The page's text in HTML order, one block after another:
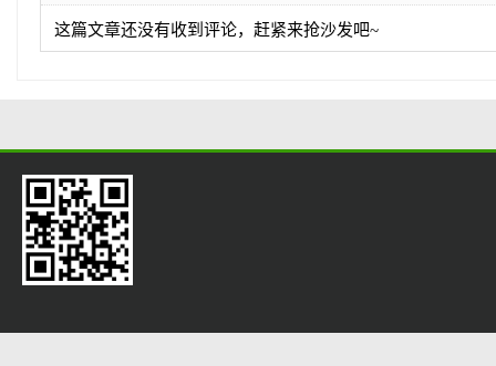
这篇文章还没有收到评论，赶紧来抢沙发吧~